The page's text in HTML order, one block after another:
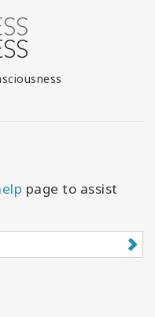
page to assist